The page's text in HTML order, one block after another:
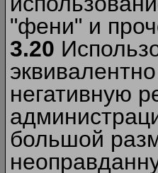
"фени" и
3.20
негативную
большой